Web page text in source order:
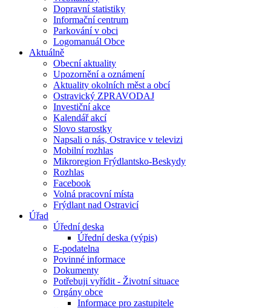
Dopravní statistiky
Informační centrum
Parkování v obci
Logomanuál Obce
Aktuálně
Obecní aktuality
Upozornění a oznámení
Aktuality okolních měst a obcí
Ostravický ZPRAVODAJ
Investiční akce
Kalendář akcí
Slovo starostky
Napsali o nás, Ostravice v televizi
Mobilní rozhlas
Mikroregion Frýdlantsko-Beskydy
Rozhlas
Facebook
Volná pracovní místa
Frýdlant nad Ostravicí
Úřad
Úřední deska
Úřední deska (výpis)
E-podatelna
Povinné informace
Dokumenty
Potřebuji vyřídit - Životní situace
Orgány obce
Informace pro zastupitele